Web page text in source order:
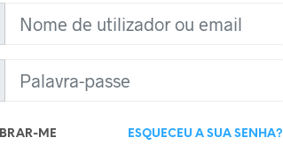
ME ESQUECEU A SUA SENHA?